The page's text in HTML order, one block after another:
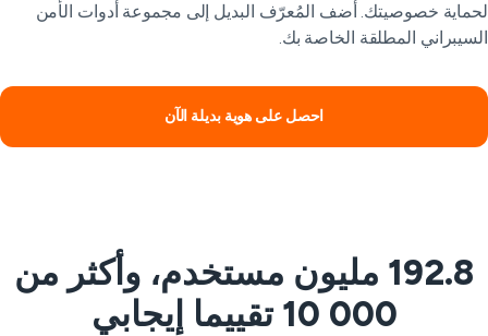
خصوصيتك. أضف المُعرّف البديل إلى مجموعة أدوات الأمن
المطلقة الخاصة بك.
احصل على هوية بديلة الآن
192.8 مليون مستخدم، وأكثر من
10 000 تقييما إيجابي